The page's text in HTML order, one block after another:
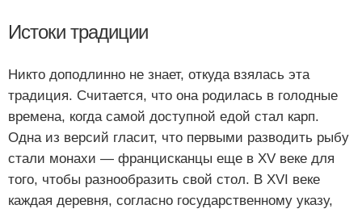
Истоки традиции
Никто доподлинно не знает, откуда взялась эта
традиция. Считается, что она родилась в голодные
времена, когда самой доступной едой стал карп.
Одна из версий гласит, что первыми разводить рыбу
стали монахи — францисканцы еще в XV веке для
того, чтобы разнообразить свой стол. В XVI веке
каждая деревня, согласно государственному указу,